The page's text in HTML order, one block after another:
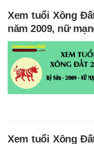
Xem tuổi Xông
năm 2009, nữ
Xem tuổi Xông